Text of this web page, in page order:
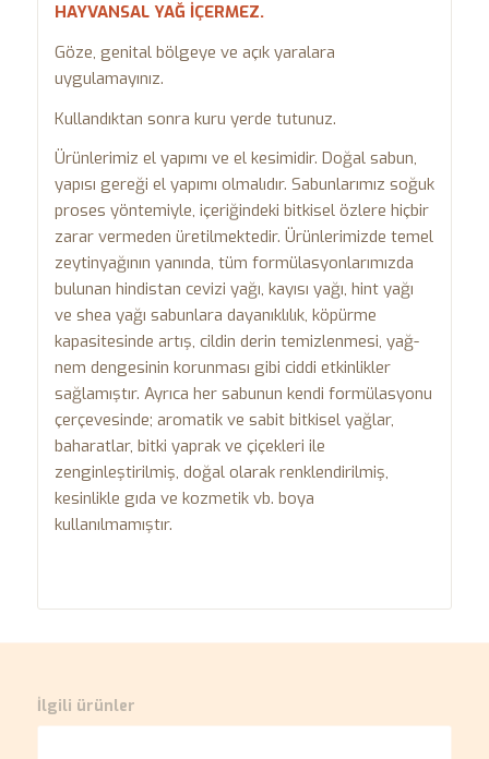
HAYVANSAL YAĞ İÇERMEZ.
Göze, genital bölgeye ve açık yaralara
uygulamayınız.
Kullandıktan sonra kuru yerde tutunuz.
Ürünlerimiz el yapımı ve el kesimidir. Doğal sabun,
yapısı gereği el yapımı olmalıdır. Sabunlarımız soğuk
proses yöntemiyle, içeriğindeki bitkisel özlere hiçbir
zarar vermeden üretilmektedir. Ürünlerimizde temel
zeytinyağının yanında, tüm formülasyonlarımızda
bulunan hindistan cevizi yağı, kayısı yağı, hint yağı
ve shea yağı sabunlara dayanıklılık, köpürme
kapasitesinde artış, cildin derin temizlenmesi, yağ-
nem dengesinin korunması gibi ciddi etkinlikler
sağlamıştır. Ayrıca her sabunun kendi formülasyonu
çerçevesinde; aromatik ve sabit bitkisel yağlar,
baharatlar, bitki yaprak ve çiçekleri ile
zenginleştirilmiş, doğal olarak renklendirilmiş,
kesinlikle gıda ve kozmetik vb. boya
kullanılmamıştır.
İlgili ürünler